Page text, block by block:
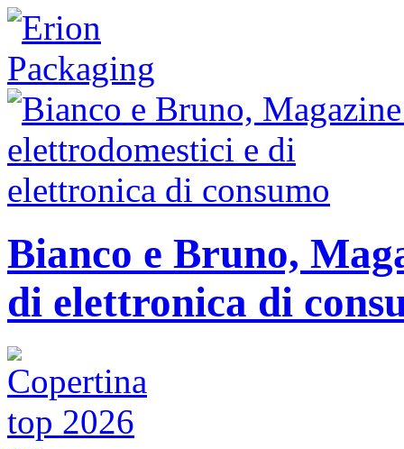
Bianco e Bruno,
di elettronica di